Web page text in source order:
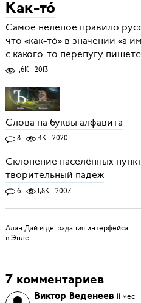
Как-то́
Самое нелепое правило
что «как-то́» в значении «а
с какого-то перепугу
1,6K 2013
Слова на буквы алфавита
8 4K 2020
Склонение населённых
творительный падеж
6 1,8K 2007
Алан Дай и деградация интерфейса
в Эпле
7 комментариев
Виктор Веденеев 11 мес